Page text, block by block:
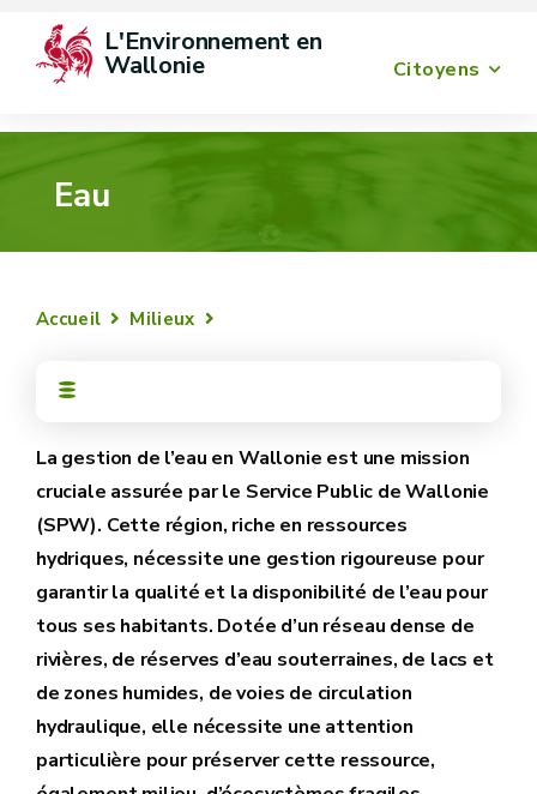
Citoyens
L'Environnement en
Wallonie
Eau
Accueil Milieux
La gestion de l’eau en Wallonie est une mission
cruciale assurée par le Service Public de Wallonie
(SPW). Cette région, riche en ressources
hydriques, nécessite une gestion rigoureuse pour
garantir la qualité et la disponibilité de l’eau pour
tous ses habitants. Dotée d’un réseau dense de
rivières, de réserves d’eau souterraines, de lacs et
de zones humides, de voies de circulation
hydraulique, elle nécessite une attention
particulière pour préserver cette ressource,